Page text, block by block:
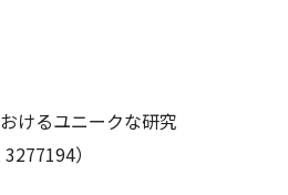
けるユニークな研究
）